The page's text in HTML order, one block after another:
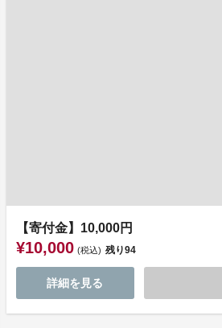
【寄付金】10,000円
¥10,000 (税込) 残り94
詳細を見る